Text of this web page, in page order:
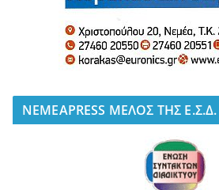
NEMEAPRESS ΜΕΛΟΣ ΤΗΣ Ε.Σ.Δ.